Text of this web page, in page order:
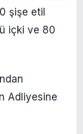
şişe etil
içki ve 80
Adliyesine